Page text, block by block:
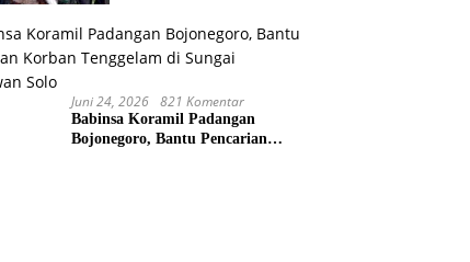
Narama
Juni 24, 2026 821 Komentar
Babinsa Koramil Padangan
Bojonegoro, Bantu Pencarian